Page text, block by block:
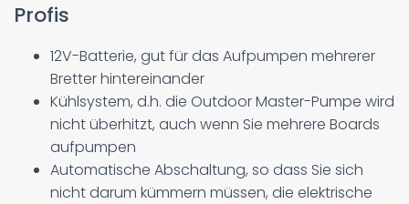
Profis
12V-Batterie, gut für das Aufpumpen mehrerer
Bretter hintereinander
Kühlsystem, d.h. die Outdoor Master-Pumpe wird
nicht überhitzt, auch wenn Sie mehrere Boards
aufpumpen
Automatische Abschaltung, so dass Sie sich
nicht darum kümmern müssen, die elektrische